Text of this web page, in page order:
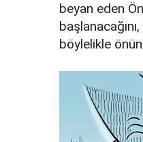
beyan eden
böylelikle